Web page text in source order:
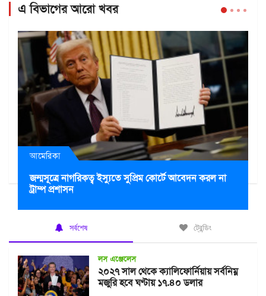
এ বিভাগের আরো খবর
আমেরিকা
জন্মসূত্রে নাগরিকত্ব ইস্যুতে সুপ্রিম কোর্টে আবেদন করল না
ট্রাম্প প্রশাসন
সর্বশেষ ট্রেন্ডিং
লস এঞ্জেলেস
২০২৭ সাল থেকে ক্যালিফোর্নিয়ায় সর্বনিম্ন
মজুরি হবে ঘণ্টায় ১৭.৪০ ডলার